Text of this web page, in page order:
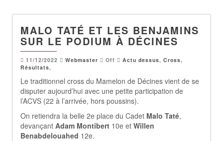
MALO TATÉ ET LES BENJAMINS
SUR LE PODIUM À DÉCINES
11/12/2022 Webmaster Off Actu dessus, Cross,
Résultats,
Le traditionnel cross du Mamelon de Décines vient de se
disputer aujourd’hui avec une petite participation de
l’ACVS (22 à l’arrivée, hors poussins).
On retiendra la belle 2e place du Cadet Malo Taté,
devançant Adam Montibert 10e et Willen
Benabdelouahed 12e.